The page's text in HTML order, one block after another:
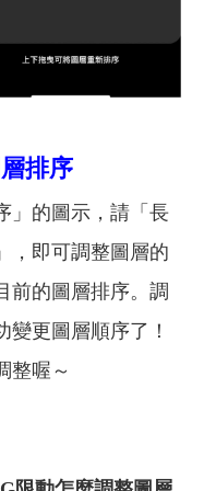
排序
的圖示，請「長
，即可調整圖層的
前的圖層排序。調
更圖層順序了！
整喔～